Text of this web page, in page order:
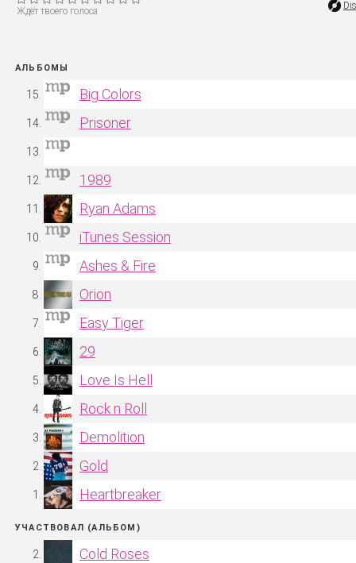
Ждёт твоего голоса
АЛЬБОМЫ
Big Colors
Prisoner
1989
Ryan Adams
iTunes Session
Ashes & Fire
Orion
Easy Tiger
29
Love Is Hell
Rock n Roll
Demolition
Gold
Heartbreaker
УЧАСТВОВАЛ (АЛЬБОМ)
Cold Roses